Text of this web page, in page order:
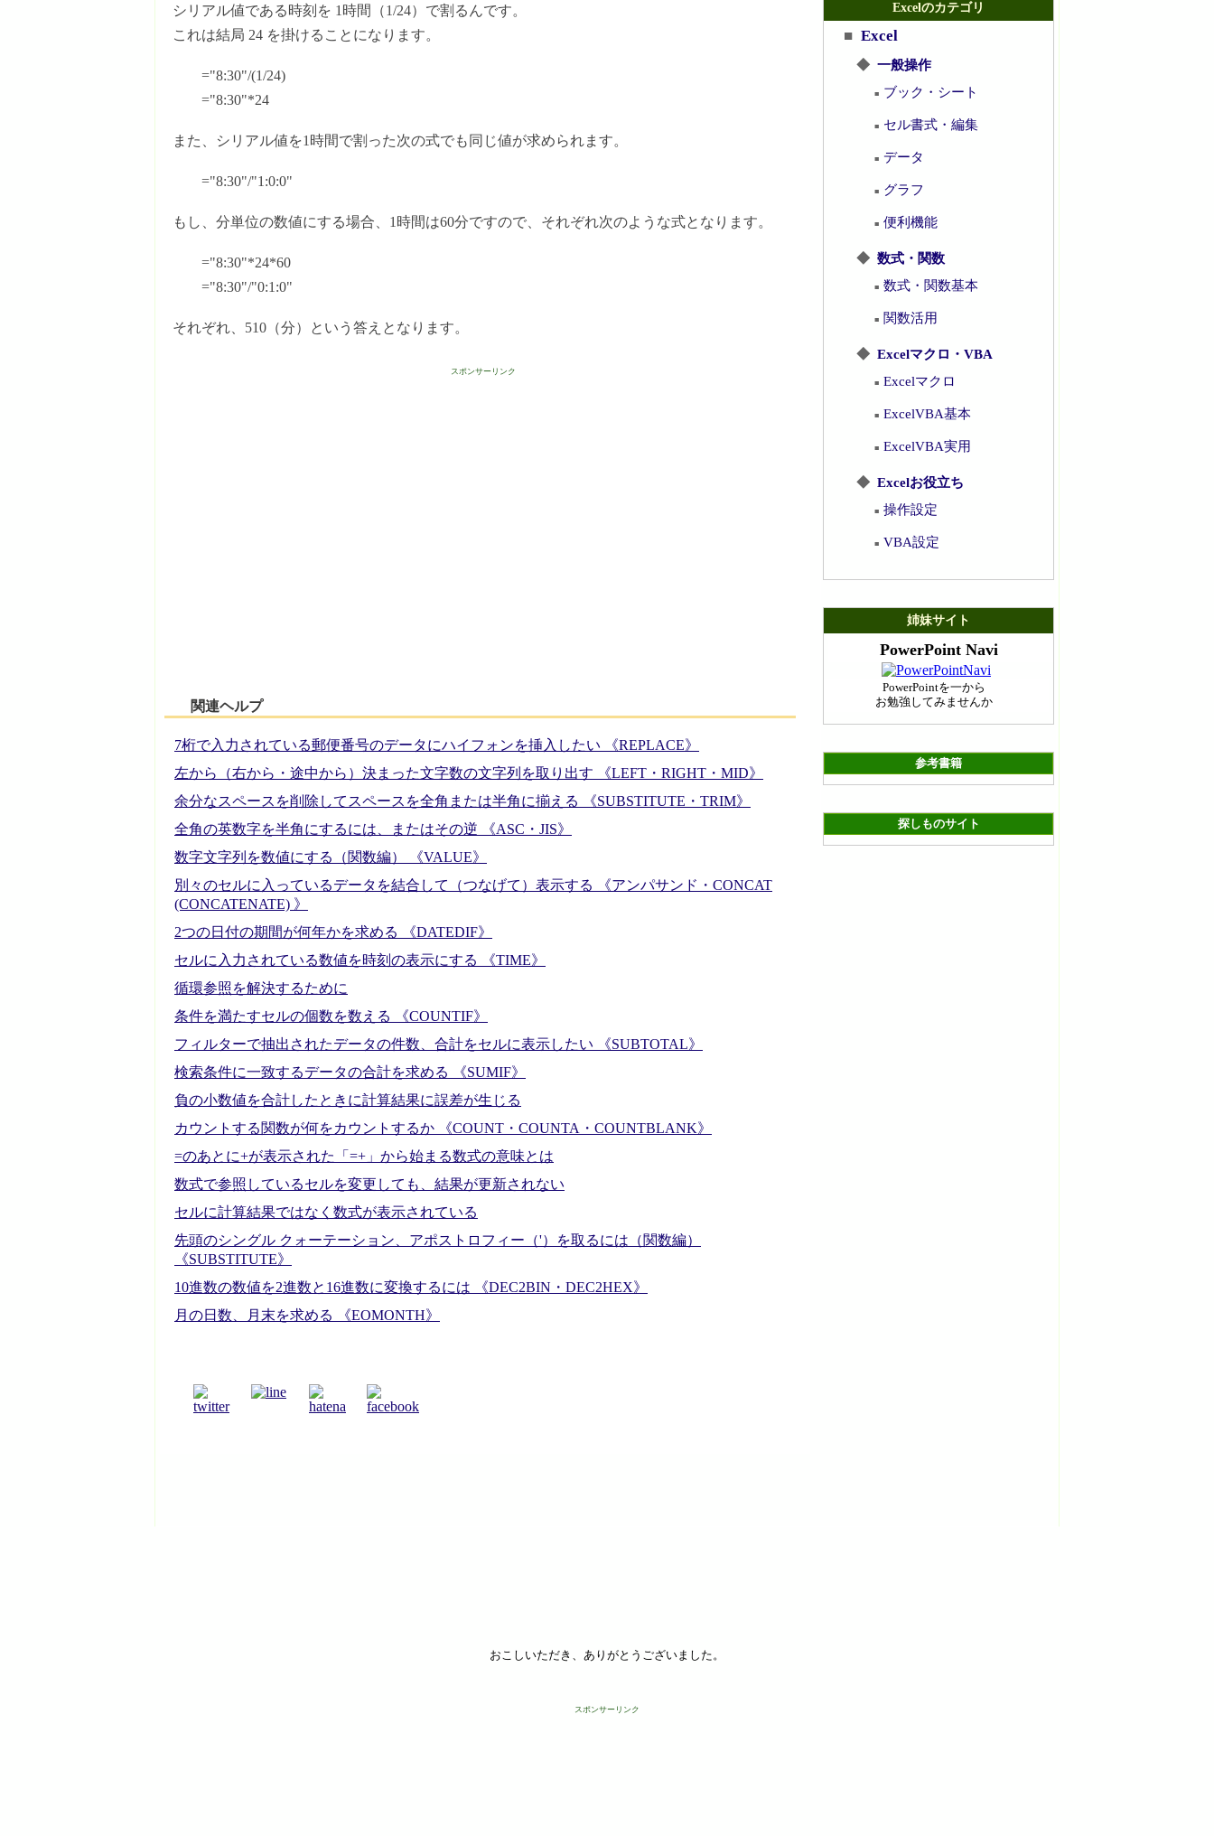
シリアル値である時刻を 1時間（1/24）で割るんです。
これは結局 24 を掛けることになります。
="8:30"/(1/24)
="8:30"*24
また、シリアル値を1時間で割った次の式でも同じ値が求められます。
="8:30"/"1:0:0"
もし、分単位の数値にする場合、1時間は60分ですので、それぞれ次のような式となります。
="8:30"*24*60
="8:30"/"0:1:0"
それぞれ、510（分）という答えとなります。
スポンサーリンク
関連ヘルプ
7桁で入力されている郵便番号のデータにハイフォンを挿入したい 《REPLACE》
左から（右から・途中から）決まった文字数の文字列を取り出す 《LEFT・RIGHT・MID》
余分なスペースを削除してスペースを全角または半角に揃える 《SUBSTITUTE・TRIM》
全角の英数字を半角にするには、またはその逆 《ASC・JIS》
数字文字列を数値にする（関数編） 《VALUE》
別々のセルに入っているデータを結合して（つなげて）表示する 《アンパサンド・CONCAT
(CONCATENATE) 》
2つの日付の期間が何年かを求める 《DATEDIF》
セルに入力されている数値を時刻の表示にする 《TIME》
循環参照を解決するために
条件を満たすセルの個数を数える 《COUNTIF》
フィルターで抽出されたデータの件数、合計をセルに表示したい 《SUBTOTAL》
検索条件に一致するデータの合計を求める 《SUMIF》
負の小数値を合計したときに計算結果に誤差が生じる
カウントする関数が何をカウントするか 《COUNT・COUNTA・COUNTBLANK》
=のあとに+が表示された「=+」から始まる数式の意味とは
数式で参照しているセルを変更しても、結果が更新されない
セルに計算結果ではなく数式が表示されている
先頭のシングル クォーテーション、アポストロフィー（'）を取るには（関数編）
《SUBSTITUTE》
10進数の数値を2進数と16進数に変換するには 《DEC2BIN・DEC2HEX》
月の日数、月末を求める 《EOMONTH》
Excelのカテゴリ
■ Excel
◆ 一般操作
■ ブック・シート
■ セル書式・編集
■ データ
■ グラフ
■ 便利機能
◆ 数式・関数
■ 数式・関数基本
■ 関数活用
◆ Excelマクロ・VBA
■ Excelマクロ
■ ExcelVBA基本
■ ExcelVBA実用
◆ Excelお役立ち
■ 操作設定
■ VBA設定
姉妹サイト
PowerPoint Navi
PowerPointを一から
お勉強してみませんか
参考書籍
探しものサイト
おこしいただき、ありがとうございました。
スポンサーリンク